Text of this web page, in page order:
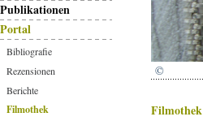
©
Filmothek
Publikationen
Portal
Bibliografie
Rezensionen
Berichte
Filmothek